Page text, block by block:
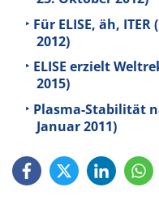
Für ELISE, äh,
2012)
ELISE erzielt
2015)
Plasma-Stabilität
Januar 2011)